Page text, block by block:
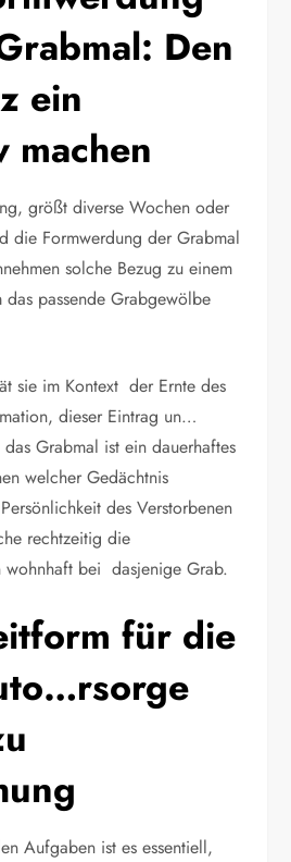
Den
ein
machen
größt diverse Wochen oder
die Formwerdung der Grabmal
solche Bezug zu einem
das passende Grabgewölbe
sie im Kontext der Ernte des
dieser Eintrag un…
Grabmal ist ein dauerhaftes
welcher Gedächtnis
des Verstorbenen
rechtzeitig die
wohnhaft bei dasjenige Grab.
für die
Aufgaben ist es essentiell,